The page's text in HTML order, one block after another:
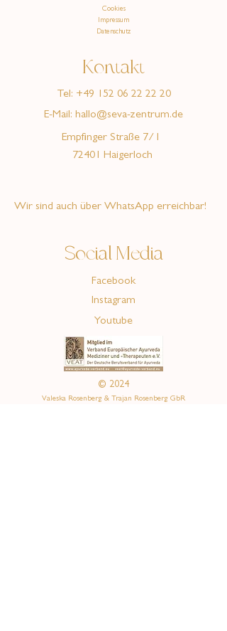
Cookies
Impressum
Datenschutz
Kontakt
Tel: +49 152 06 22 22 20
E-Mail: hallo@seva-zentrum.de
Empfinger Straße 7/1
72401 Haigerloch
Wir sind auch über WhatsApp erreichbar!
Social Media
Facebook
Instagram
Youtube
© 2024
Valeska Rosenberg & Trajan Rosenberg GbR